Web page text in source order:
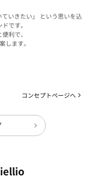
いきたい」 という思いを込
です。
利で、
します。
コンセプトページへ